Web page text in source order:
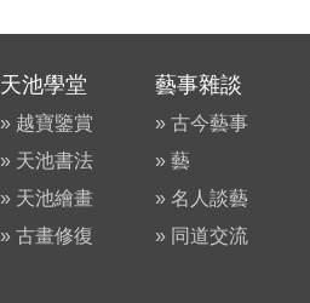
天池學堂
» 越寶鑒賞
» 天池書法
» 天池繪畫
» 古畫修復
藝事雜談
» 古今藝事
» 藝
» 名人談藝
» 同道交流